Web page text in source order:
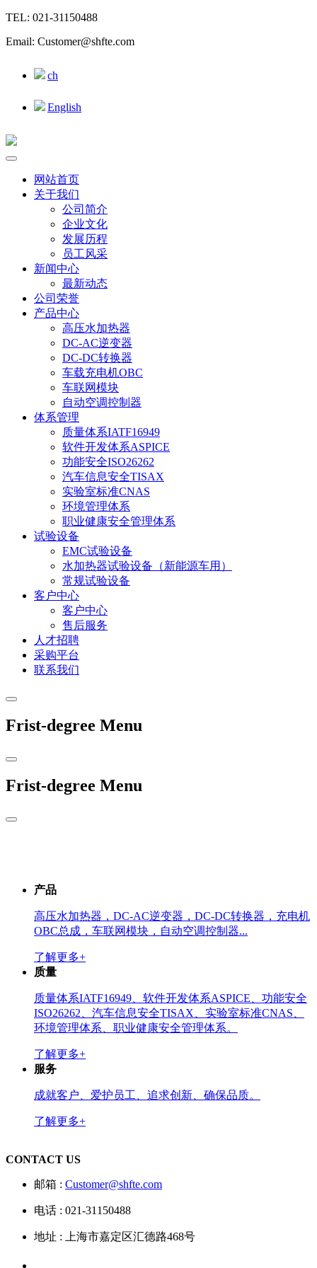
TEL: 021-31150488
Email: Customer@shfte.com
ch
English
网站首页
关于我们
公司简介
企业文化
发展历程
员工风采
新闻中心
最新动态
公司荣誉
产品中心
高压水加热器
DC-AC逆变器
DC-DC转换器
车载充电机OBC
车联网模块
自动空调控制器
体系管理
质量体系IATF16949
软件开发体系ASPICE
功能安全ISO26262
汽车信息安全TISAX
实验室标准CNAS
环境管理体系
职业健康安全管理体系
试验设备
EMC试验设备
水加热器试验设备（新能源车用）
常规试验设备
客户中心
客户中心
售后服务
人才招聘
采购平台
联系我们
Frist-degree Menu
Frist-degree Menu
产品
高压水加热器，DC-AC逆变器，DC-DC转换器，充电机
OBC总成，车联网模块，自动空调控制器...
了解更多+
质量
质量体系IATF16949、软件开发体系ASPICE、功能安全
ISO26262、汽车信息安全TISAX、实验室标准CNAS、
环境管理体系、职业健康安全管理体系。
了解更多+
服务
成就客户、爱护员工、追求创新、确保品质。
了解更多+
CONTACT US
邮箱 : Customer@shfte.com
电话 : 021-31150488
地址 : 上海市嘉定区汇德路468号